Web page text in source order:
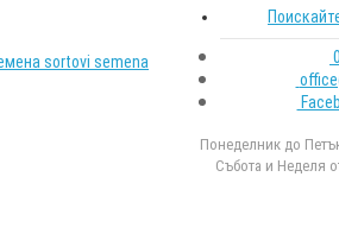
Понеделник до
Събота и Неделя